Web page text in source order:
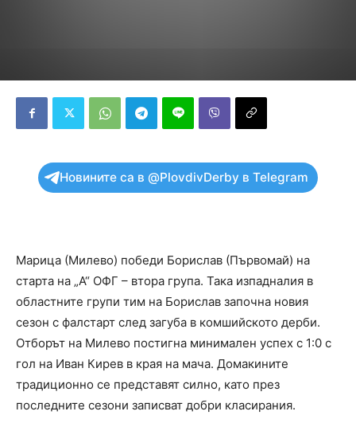
Новините са в @PlovdivDerby в Telegram
Марица (Милево) победи Борислав (Първомай) на
старта на „А“ ОФГ – втора група. Така изпадналия в
областните групи тим на Борислав започна новия
сезон с фалстарт след загуба в комшийското дерби.
Отборът на Милево постигна минимален успех с 1:0 с
гол на Иван Кирев в края на мача. Домакините
традиционно се представят силно, като през
последните сезони записват добри класирания.